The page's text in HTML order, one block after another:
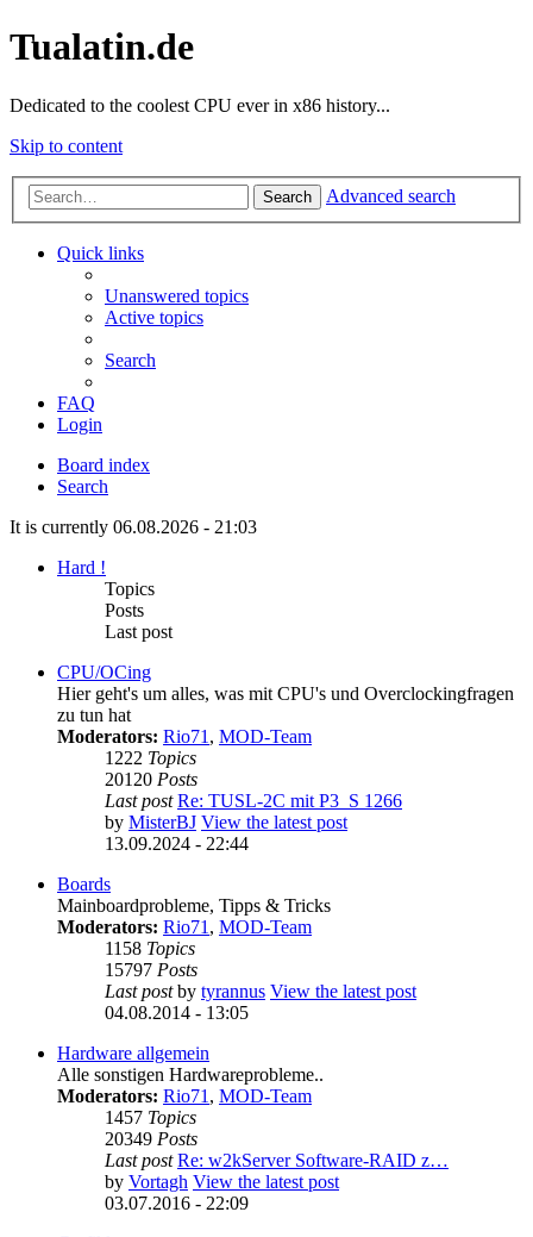
Tualatin.de
Dedicated to the coolest CPU ever in x86 history...
Skip to content
Search Advanced search
Quick links
Unanswered topics
Active topics
Search
FAQ
Login
Board index
Search
It is currently 06.08.2026 - 21:03
Hard !
Topics
Posts
Last post
CPU/OCing
Hier geht's um alles, was mit CPU's und Overclockingfragen
zu tun hat
Moderators: Rio71, MOD-Team
1222 Topics
20120 Posts
Last post Re: TUSL-2C mit P3_S 1266
by MisterBJ View the latest post
13.09.2024 - 22:44
Boards
Mainboardprobleme, Tipps & Tricks
Moderators: Rio71, MOD-Team
1158 Topics
15797 Posts
Last postby tyrannus View the latest post
04.08.2014 - 13:05
Hardware allgemein
Alle sonstigen Hardwareprobleme..
Moderators: Rio71, MOD-Team
1457 Topics
20349 Posts
Last post Re: w2kServer Software-RAID z…
by Vortagh View the latest post
03.07.2016 - 22:09